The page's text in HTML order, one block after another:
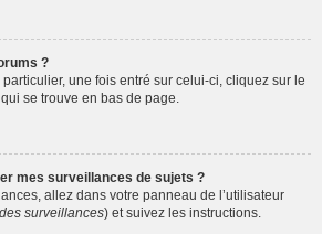
?
une fois entré sur celui-ci, cliquez sur le
se trouve en bas de page.
mes surveillances de sujets ?
allez dans votre panneau de l’utilisateur
surveillances) et suivez les instructions.